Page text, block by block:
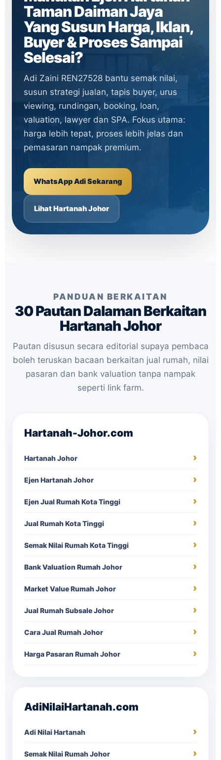
Taman Daiman Jaya
Yang Susun Harga, Iklan,
Buyer & Proses Sampai
Selesai?
Adi Zaini REN27528 bantu semak nilai,
susun strategi jualan, tapis buyer, urus
viewing, rundingan, booking, loan,
valuation, lawyer dan SPA. Fokus utama:
harga lebih tepat, proses lebih jelas dan
pemasaran nampak premium.
WhatsApp Adi Sekarang
Lihat Hartanah Johor
PANDUAN BERKAITAN
30 Pautan Dalaman Berkaitan
Hartanah Johor
Pautan disusun secara editorial supaya pembaca
boleh teruskan bacaan berkaitan jual rumah, nilai
pasaran dan bank valuation tanpa nampak
seperti link farm.
Hartanah-Johor.com
Hartanah Johor
Ejen Hartanah Johor
Ejen Jual Rumah Kota Tinggi
Jual Rumah Kota Tinggi
Semak Nilai Rumah Kota Tinggi
Bank Valuation Rumah Johor
Market Value Rumah Johor
Jual Rumah Subsale Johor
Cara Jual Rumah Johor
Harga Pasaran Rumah Johor
AdiNilaiHartanah.com
Adi Nilai Hartanah
Semak Nilai Rumah Johor